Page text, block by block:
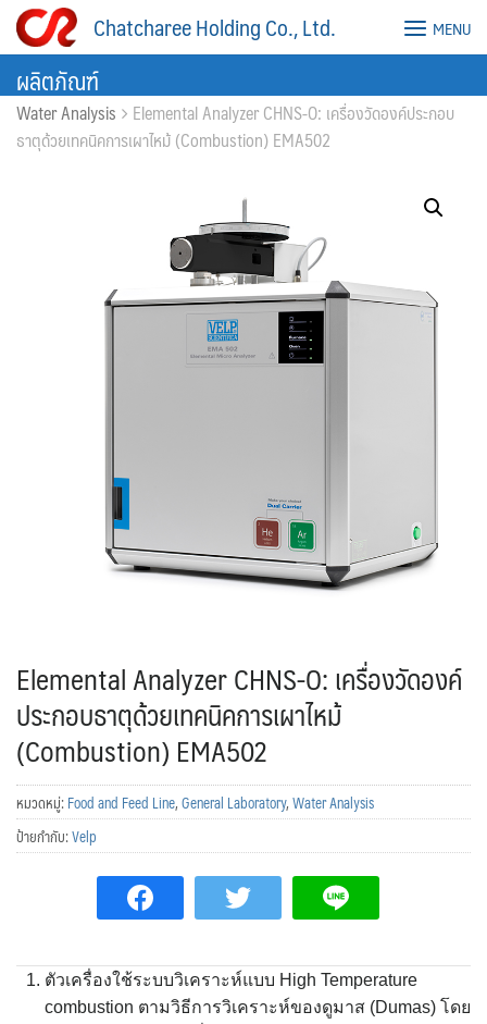
Skip
Chatcharee Holding Co., Ltd. MENU
ผลิตภัณฑ์
Water Analysis
Elemental Analyzer CHNS-O: เครื่องวัดองค์ประกอบ
ธาตุด้วยเทคนิคการเผาไหม้ (Combustion) EMA502
Elemental Analyzer CHNS-O: เครื่องวัดองค์
ประกอบธาตุด้วยเทคนิคการเผาไหม้
(Combustion) EMA502
หมวดหมู่:Food and Feed Line,General Laboratory,Water Analysis
ป้ายกำกับ:Velp
ตัวเครื่องใช้ระบบวิเคราะห์แบบ High Temperature
combustion ตามวิธีการวิเคราะห์ของดูมาส (Dumas) โดย